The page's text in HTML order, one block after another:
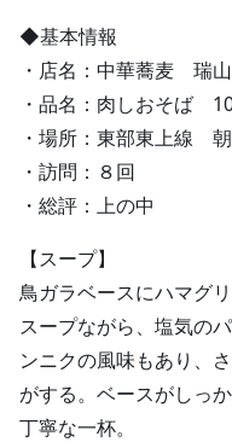
◆基本情報
・店名：中華蕎麦 瑞山
・品名：肉しおそば
・場所：東部東上線
・訪問：８回
・総評：上の中
【スープ】
鳥ガラベースにハマグ
スープながら、塩気の
ンニクの風味もあり、
がする。ベースがしっ
丁寧な一杯。